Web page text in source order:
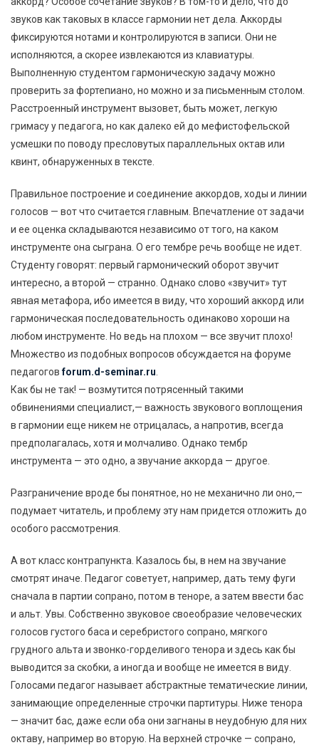
звуков как таковых в классе гармонии нет дела. Аккорды
фиксируются нотами и контролируются в записи. Они не
исполняются, а скорее извлекаются из клавиатуры.
Выполненную студентом гармоническую задачу можно
проверить за фортепиано, но можно и за письменным столом.
Расстроенный инструмент вызовет, быть может, легкую
гримасу у педагога, но как далеко ей до мефистофельской
усмешки по поводу пресловутых параллельных октав или
квинт, обнаруженных в тексте.
Правильное построение и соединение аккордов, ходы и линии
голосов — вот что считается главным. Впечатление от задачи
и ее оценка складываются независимо от того, на каком
инструменте она сыграна. О его тембре речь вообще не идет.
Студенту говорят: первый гармонический оборот звучит
интересно, а второй — странно. Однако слово «звучит» тут
явная метафора, ибо имеется в виду, что хороший аккорд или
гармоническая последовательность одинаково хороши на
любом инструменте. Но ведь на плохом — все звучит плохо!
Множество из подобных вопросов обсуждается на форуме
педагоговforum.d-seminar.ru.
Как бы не так! — возмутится потрясенный такими
обвинениями специалист,— важность звукового воплощения
в гармонии еще никем не отрицалась, а напротив, всегда
предполагалась, хотя и молчаливо. Однако тембр
инструмента — это одно, а звучание аккорда — другое.
Разграничение вроде бы понятное, но не механично ли оно,—
подумает читатель, и проблему эту нам придется отложить до
особого рассмотрения.
А вот класс контрапункта. Казалось бы, в нем на звучание
смотрят иначе. Педагог советует, например, дать тему фуги
сначала в партии сопрано, потом в теноре, а затем ввести бас
и альт. Увы. Собственно звуковое своеобразие человеческих
голосов густого баса и серебристого сопрано, мягкого
грудного альта и звонко-горделивого тенора и здесь как бы
выводится за скобки, а иногда и вообще не имеется в виду.
Голосами педагог называет абстрактные тематические линии,
занимающие определенные строчки партитуры. Ниже тенора
— значит бас, даже если оба они загнаны в неудобную для них
октаву, например во вторую. На верхней строчке — сопрано,